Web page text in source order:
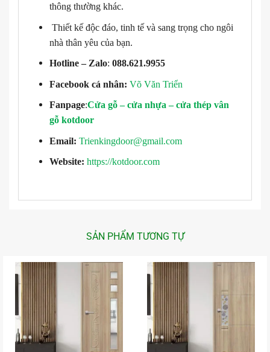
thông thường khác.
Thiết kế độc đáo, tinh tế và sang trọng cho ngôi
nhà thân yêu của bạn.
Hotline – Zalo: 088.621.9955
Facebook cá nhân: Võ Văn Triển
Fanpage:Cửa gỗ – cửa nhựa – cửa thép vân
gỗ kotdoor
Email: Trienkingdoor@gmail.com
Website: https://kotdoor.com
SẢN PHẨM TƯƠNG TỰ